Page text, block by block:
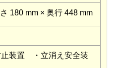
180 mm × 奥行 448 mm
止装置 ・立消え安全装